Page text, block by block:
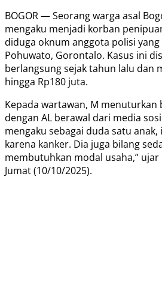
BOGOR — Seorang warga asal
mengaku menjadi korban
diduga oknum anggota polisi
Pohuwato, Gorontalo. Kasus ini
berlangsung sejak tahun lalu dan
hingga Rp180 juta.
Kepada wartawan, M menuturkan
dengan AL berawal dari media
mengaku sebagai duda satu
karena kanker. Dia juga bilang
membutuhkan modal usaha,”
Jumat (10/10/2025).